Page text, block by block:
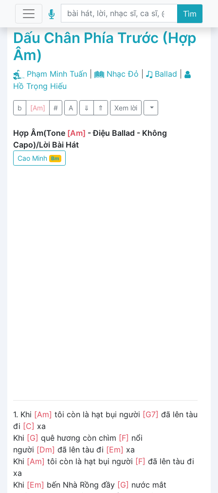
Tìm
Dấu Chân Phía Trước (Hợp
Âm)
Phạm Minh Tuấn Nhạc Đỏ Ballad
Hồ Trọng Hiếu
b [Am] # A ⇓ ⇑ Xem lời
Hợp Âm(Tone [Am] - Điệu Ballad - Không
Capo)/Lời Bài Hát
Cao Minh Bm
1. Khi [Am] tôi còn là hạt bụi người [G7] đã lên tàu
đi [C] xa
Khi [G] quê hương còn chìm [F] nổi
người [Dm] đã lên tàu đi [Em] xa
Khi [Am] tôi còn là hạt bụi người [F] đã lên tàu đi
xa
Khi [Em] bến Nhà Rồng đầy [G] nước mắt